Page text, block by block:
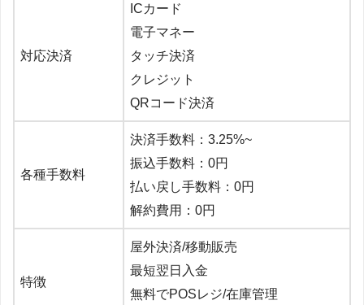
対応決済
ICカード
電子マネー
タッチ決済
クレジット
QRコード決済
各種手数料
決済手数料：3.25%~
振込手数料：0円
払い戻し手数料：0円
解約費用：0円
特徴
屋外決済/移動販売
最短翌日入金
無料でPOSレジ/在庫管理